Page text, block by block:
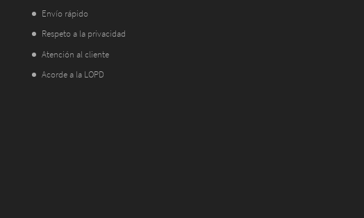
Envío rápido
Respeto a la privacidad
Atención al cliente
Acorde a la LOPD